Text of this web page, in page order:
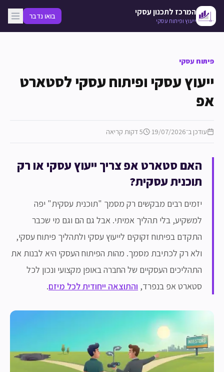
דלג לתוכן המרכזי
המרכז לתכנון עסקי
ייעוץ ופיתוח עסקי
בואו נדבר
קביעת ייעוץ חינם
פיתוח עסקי
ייעוץ עסקי ופיתוח עסקי לסטארט
אפ
עודכן ב־19/07/2026
·
5דקות קריאה
האם סטארט אפ צריך ייעוץ עסקי או רק
תוכנית עסקית?
יזמים רבים מבקשים רק מסמך "תוכנית עסקית" יפה
למשקיע, בלי תהליך אמיתי. אבל גם הם וגם מי שכבר
התקדם בפיתוח זקוקים לייעוץ עסקי ולתהליך פיתוח עסקי,
ולא רק לכתיבת מסמך. מהות הפיתוח העסקי היא לבנות את
התהליכים העסקיים של החברה באופן מקצועי ונכון לכל
סטארט אפ בנפרד, והתוצאה ייחודית לכל מיזם.